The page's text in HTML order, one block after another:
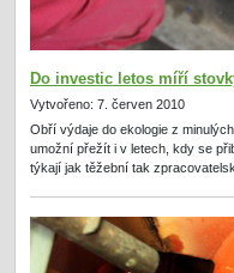
Do investic letos míří
Vytvořeno: 7. červen 2010
Obří výdaje do ekologie z
umožní přežít i v letech, kdy se
týkají jak těžební tak